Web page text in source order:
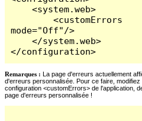
    <system.web>
        <customErrors
mode="Off"/>
    </system.web>
</configuration>
Remarques : La page d'erreurs actuellement
d'erreurs personnalisée. Pour ce faire,
configuration <customErrors> de l'application,
page d'erreurs personnalisée !